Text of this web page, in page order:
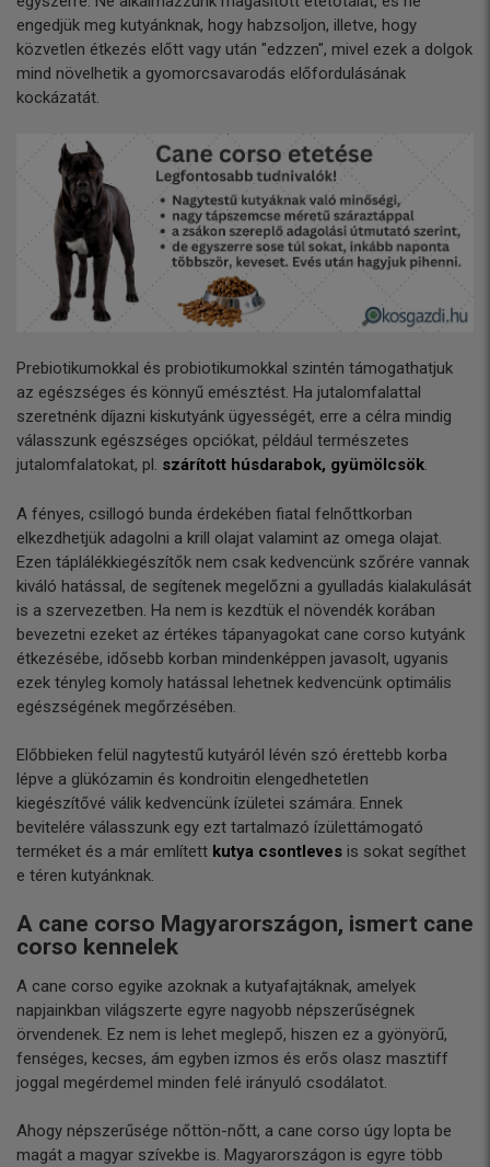
engedjük meg kutyánknak, hogy habzsoljon, illetve, hogy
közvetlen étkezés előtt vagy után "edzzen", mivel ezek a dolgok
mind növelhetik a gyomorcsavarodás előfordulásának
kockázatát.
Prebiotikumokkal és probiotikumokkal szintén támogathatjuk
az egészséges és könnyű emésztést. Ha jutalomfalattal
szeretnénk díjazni kiskutyánk ügyességét, erre a célra mindig
válasszunk egészséges opciókat, például természetes
jutalomfalatokat, pl. szárított húsdarabok, gyümölcsök.
A fényes, csillogó bunda érdekében fiatal felnőttkorban
elkezdhetjük adagolni a krill olajat valamint az omega olajat.
Ezen táplálékkiegészítők nem csak kedvencünk szőrére vannak
kiváló hatással, de segítenek megelőzni a gyulladás kialakulását
is a szervezetben. Ha nem is kezdtük el növendék korában
bevezetni ezeket az értékes tápanyagokat cane corso kutyánk
étkezésébe, idősebb korban mindenképpen javasolt, ugyanis
ezek tényleg komoly hatással lehetnek kedvencünk optimális
egészségének megőrzésében.
Előbbieken felül nagytestű kutyáról lévén szó érettebb korba
lépve a glükózamin és kondroitin elengedhetetlen
kiegészítővé válik kedvencünk ízületei számára. Ennek
bevitelére válasszunk egy ezt tartalmazó ízülettámogató
terméket és a már említett kutya csontleves is sokat segíthet
e téren kutyánknak.
A cane corso Magyarországon, ismert cane
corso kennelek
A cane corso egyike azoknak a kutyafajtáknak, amelyek
napjainkban világszerte egyre nagyobb népszerűségnek
örvendenek. Ez nem is lehet meglepő, hiszen ez a gyönyörű,
fenséges, kecses, ám egyben izmos és erős olasz masztiff
joggal megérdemel minden felé irányuló csodálatot.
Ahogy népszerűsége nőttön-nőtt, a cane corso úgy lopta be
magát a magyar szívekbe is. Magyarországon is egyre több